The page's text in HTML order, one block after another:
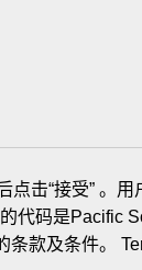
击“接受” 。用
代码是Pacific
条款及条件。